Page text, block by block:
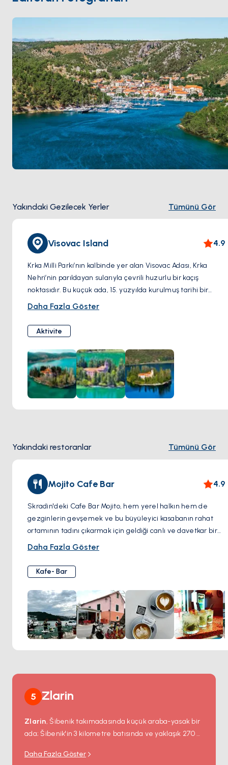
erişiliyor. SkradinŠibenik 'ten 30 dakika. Sezon
ile Ekimarası açık.
Yakındaki Gezilecek Yerler Tümünü Gör
Visovac Island 4.9
Krka Milli Parkı’nın kalbinde yer alan Visovac Adası, Krka
Nehri’nin parıldayan sularıyla çevrili huzurlu bir kaçış
noktasıdır. Bu küçük ada, 15. yüzyılda kurulmuş tarihi bir
Fransisken Manastırı’na ve dini eserler ile kültürel hazineler
Tekneyle ulaşılabilen ada, yemyeşil doğası ve sakin
atmosferiyle, huzur arayanlar ve Hırvatistan’ın manevi ve
kültürel mirasını daha yakından tanımak isteyenler için
mutlaka görülmesi gereken bir yerdir. Visovac Adası’nı
ziyaret etmek, tarihin derinliklerine bir yolculuk yapmak ve
doğa ile inancın uyumuna hayran kalmak için eşsiz bir
fırsattır.
Daha Fazla Göster
Aktivite
Yakındaki restoranlar Tümünü Gör
Mojito Cafe Bar 4.9
Skradin'deki Cafe Bar Mojito, hem yerel halkın hem de
gezginlerin gevşemek ve bu büyüleyici kasabanın rahat
ortamının tadını çıkarmak için geldiği canlı ve davetkar bir
mekandır. Nane, misket limonu ve romun doğru karışımıyla
ortamda keyifli bir içkinin tadını çıkarmak isteyenlerin
favorisidir. Cafe Bar Mojito'nun rahat ve samimi atmosferi,
Skradin'in doğal yollarını veya yakındaki Krka Ulusal Parkı'nı
keşfettiğiniz bir günün ardından dinlenmek için burayı
mükemmel bir yer haline getirmektedir. İster bir sabah
kahvesinin, ister serin bir öğleden sonra içeceğinin ya da
arkadaşlarınızla hareketli bir akşamın tadını çıkarmak için
orada olun, Cafe Bar Mojito keyifli içecekleri ve sıcak
Daha Fazla Göster
Kafe- Bar
5 Zlarin
Zlarin, Šibenik takımadasında küçük araba-yasak bir
ada; Šibenik'in 3 kilometre batısında ve yaklaşık 270 yıl
geleneği var — Zlarin dalgıçları 15. yüzyıldan 20.
Daha Fazla Göster